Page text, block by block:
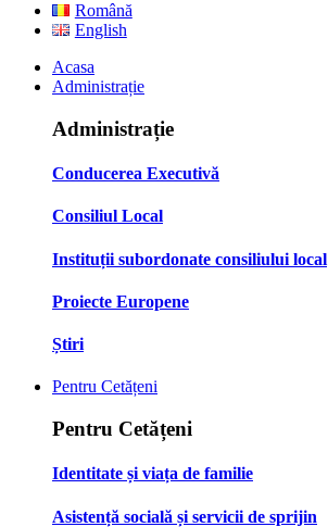
Română
English
Acasa
Administrație
Administrație
Conducerea Executivă
Consiliul Local
Instituții subordonate consiliului local
Proiecte Europene
Știri
Pentru Cetățeni
Pentru Cetățeni
Identitate și viața de familie
Asistență socială și servicii de sprijin